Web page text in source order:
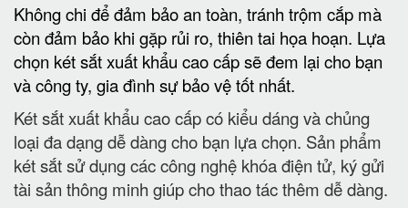
Không chi để đảm bảo an toàn, tránh trộm cắp mà
còn đảm bảo khi gặp rủi ro, thiên tai họa hoạn. Lựa
chọn két sắt xuất khẩu cao cấp sẽ đem lại cho bạn
và công ty, gia đình sự bảo vệ tốt nhất.
Két sắt xuất khẩu cao cấp có kiểu dáng và chủng
loại đa dạng dễ dàng cho bạn lựa chọn. Sản phẩm
két sắt sử dụng các công nghệ khóa điện tử, ký gửi
tài sản thông minh giúp cho thao tác thêm dễ dàng.